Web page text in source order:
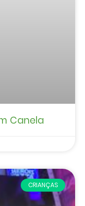
Canela
CRIANÇAS